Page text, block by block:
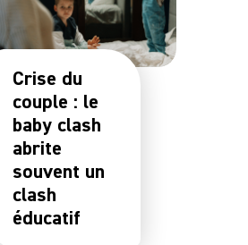
Crise du
couple : le
baby clash
abrite
souvent un
clash
éducatif